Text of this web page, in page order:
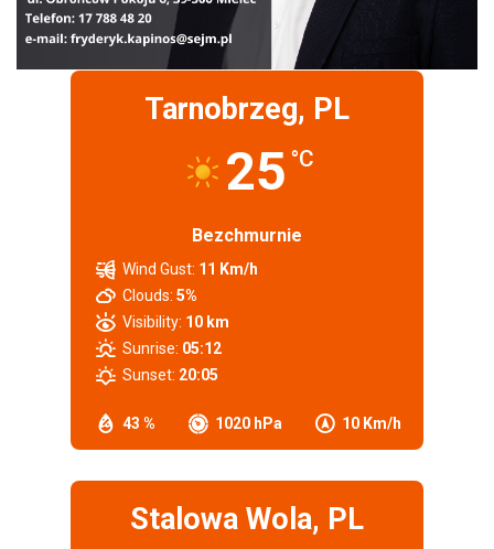
Tarnobrzeg, PL
25 °C
Bezchmurnie
43 % 1020 hPa 10 Km/h
Wind Gust: 11 Km/h
Clouds: 5%
Visibility: 10 km
Sunrise: 05:12
Sunset: 20:05
Stalowa Wola, PL